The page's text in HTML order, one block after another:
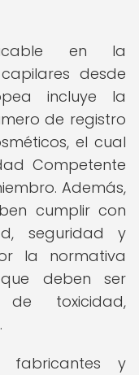
en la
desde
incluye la
de registro
el cual
Competente
Además,
cumplir con
seguridad y
la normativa
deben ser
toxicidad,
fabricantes y